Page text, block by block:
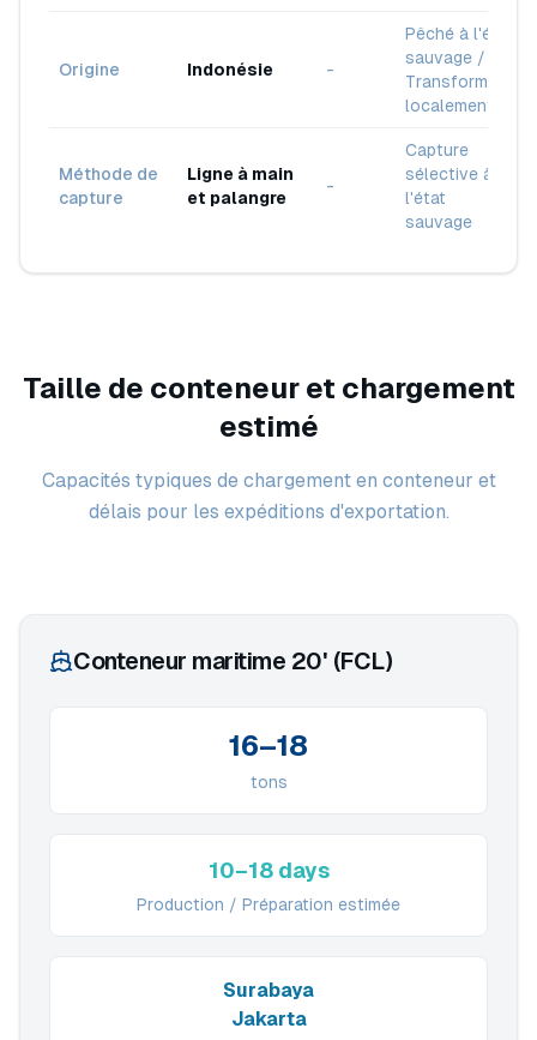
Origine Indonésie -
Pêché à l'état
sauvage /
Transformé
localement
Méthode de
capture
Ligne à main
et palangre
-
Capture
sélective à
l'état
sauvage
Taille de conteneur et chargement
estimé
Capacités typiques de chargement en conteneur et
délais pour les expéditions d'exportation.
Conteneur maritime 20' (FCL)
16–18
tons
10–18 days
Production / Préparation estimée
Surabaya
Jakarta